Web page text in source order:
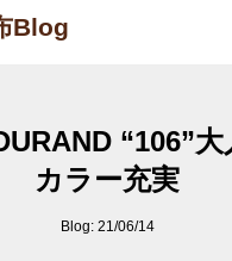
Blog
“106”
カラー充実
Blog: 21/06/14